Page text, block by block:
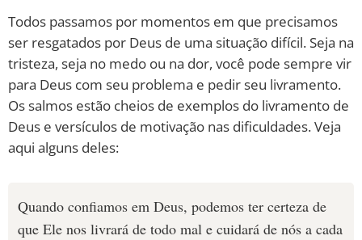
PALAVRA DO DIA
SALMO DO DIA
DEVOCIONAL DIÁRIO
10 MANDAMENTOS
ESBOÇOS DE PREGAÇÃO
Todos passamos por momentos em que precisamos
ser resgatados por Deus de uma situação difícil. Seja na
tristeza, seja no medo ou na dor, você pode sempre vir
para Deus com seu problema e pedir seu livramento.
Os salmos estão cheios de exemplos do livramento de
Deus e versículos de motivação nas dificuldades. Veja
aqui alguns deles:
Quando confiamos em Deus, podemos ter certeza de
que Ele nos livrará de todo mal e cuidará de nós a cada